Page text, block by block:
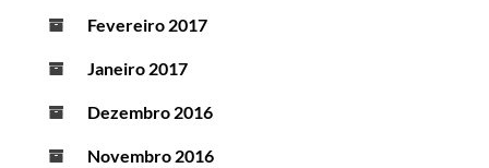
Fevereiro 2017
Janeiro 2017
Dezembro 2016
Novembro 2016